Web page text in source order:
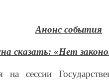
Анонс события
сказать: «Нет
на сессии